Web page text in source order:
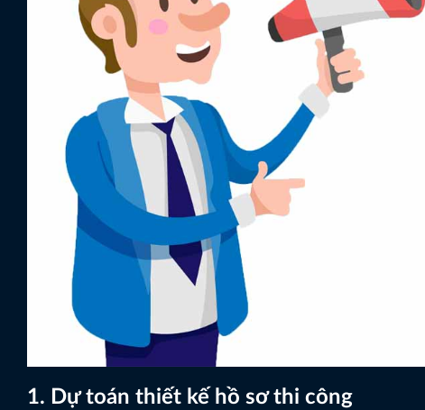
1. Dự toán thiết kế hồ sơ thi công